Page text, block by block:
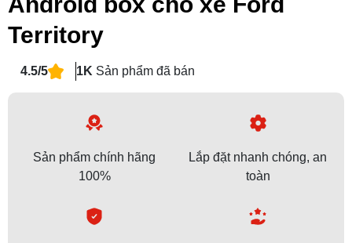
Territory
4.5/5 1K Sản phẩm đã bán
Sản phẩm chính hãng
100%
Lắp đặt nhanh chóng, an
toàn